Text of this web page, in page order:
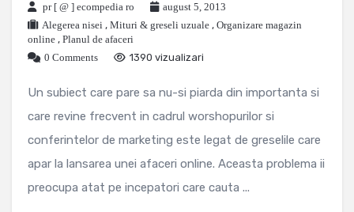
pr [ @ ] ecompedia ro
august 5, 2013
Alegerea nisei , Mituri & greseli uzuale , Organizare magazin
online , Planul de afaceri
0 Comments
1390 vizualizari
Un subiect care pare sa nu-si piarda din importanta si
care revine frecvent in cadrul worshopurilor si
conferintelor de marketing este legat de greselile care
apar la lansarea unei afaceri online. Aceasta problema ii
preocupa atat pe incepatori care cauta ...